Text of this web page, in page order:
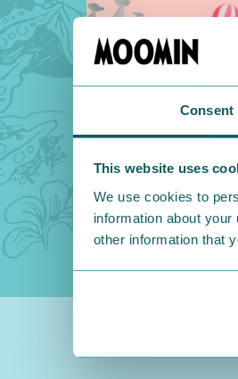
Consent
This website uses
We use cookies to
information about
other information that